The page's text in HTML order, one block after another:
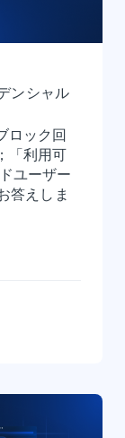
ンシャル
ロック回
「利用可
ユーザー
答えしま